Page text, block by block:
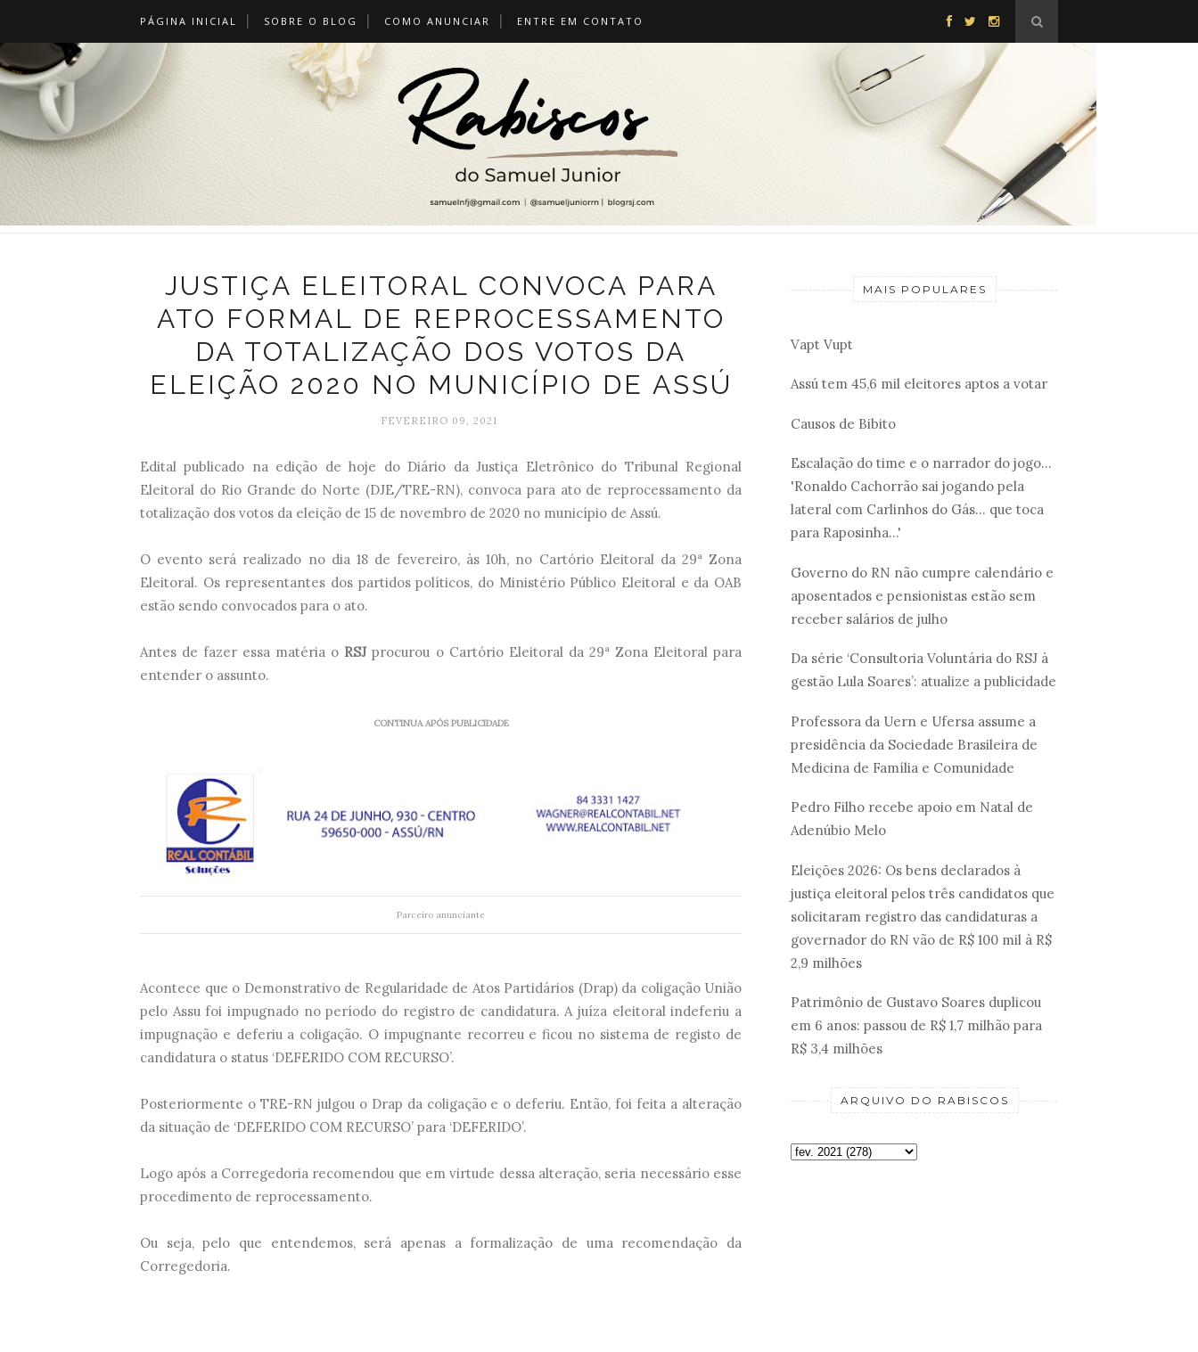
PÁGINA INICIAL SOBRE O BLOG COMO ANUNCIAR ENTRE EM CONTATO
JUSTIÇA ELEITORAL CONVOCA PARA
ATO FORMAL DE REPROCESSAMENTO
DA TOTALIZAÇÃO DOS VOTOS DA
ELEIÇÃO 2020 NO MUNICÍPIO DE ASSÚ
FEVEREIRO 09, 2021
Edital publicado na edição de hoje do Diário da Justiça Eletrônico do Tribunal Regional
Eleitoral do Rio Grande do Norte (DJE/TRE-RN), convoca para ato de reprocessamento da
totalização dos votos da eleição de 15 de novembro de 2020 no município de Assú.
O evento será realizado no dia 18 de fevereiro, às 10h, no Cartório Eleitoral da 29ª Zona
Eleitoral. Os representantes dos partidos políticos, do Ministério Público Eleitoral e da OAB
estão sendo convocados para o ato.
Antes de fazer essa matéria o RSJprocurou o Cartório Eleitoral da 29ª Zona Eleitoral para
entender o assunto.
CONTINUA APÓS PUBLICIDADE
Parceiro anunciante
Acontece que o Demonstrativo de Regularidade de Atos Partidários (Drap) da coligação União
pelo Assu foi impugnado no período do registro de candidatura. A juíza eleitoral indeferiu a
impugnação e deferiu a coligação. O impugnante recorreu e ficou no sistema de registo de
candidatura o status ‘DEFERIDO COM RECURSO’.
Posteriormente o TRE-RN julgou o Drap da coligação e o deferiu. Então, foi feita a alteração
da situação de ‘DEFERIDO COM RECURSO’ para ‘DEFERIDO’.
Logo após a Corregedoria recomendou que em virtude dessa alteração, seria necessário esse
procedimento de reprocessamento.
Ou seja, pelo que entendemos, será apenas a formalização de uma recomendação da
Corregedoria.
MAIS POPULARES
Vapt Vupt
Assú tem 45,6 mil eleitores aptos a votar
Causos de Bibito
Escalação do time e o narrador do jogo...
'Ronaldo Cachorrão sai jogando pela
lateral com Carlinhos do Gás... que toca
para Raposinha...'
Governo do RN não cumpre calendário e
aposentados e pensionistas estão sem
receber salários de julho
Da série ‘Consultoria Voluntária do RSJ à
gestão Lula Soares’: atualize a publicidade
Professora da Uern e Ufersa assume a
presidência da Sociedade Brasileira de
Medicina de Família e Comunidade
Pedro Filho recebe apoio em Natal de
Adenúbio Melo
Eleições 2026: Os bens declarados à
justiça eleitoral pelos três candidatos que
solicitaram registro das candidaturas a
governador do RN vão de R$ 100 mil à R$
2,9 milhões
Patrimônio de Gustavo Soares duplicou
em 6 anos: passou de R$ 1,7 milhão para
R$ 3,4 milhões
ARQUIVO DO RABISCOS